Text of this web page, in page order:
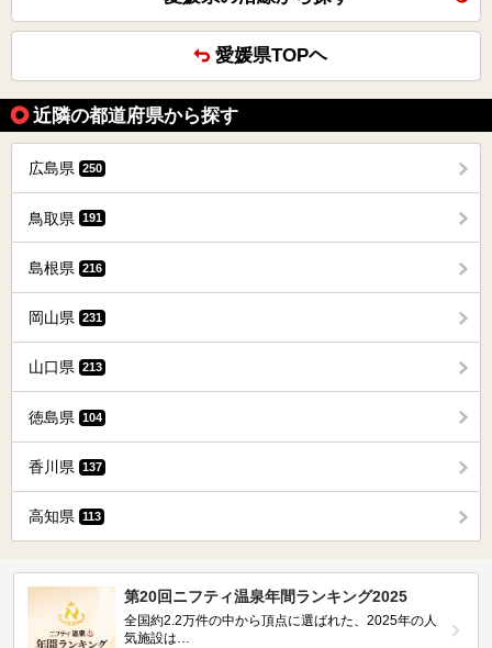
愛媛県TOPヘ
近隣の都道府県から探す
広島県 250
鳥取県 191
島根県 216
岡山県 231
山口県 213
徳島県 104
香川県 137
高知県 113
第20回ニフティ温泉年間ランキング2025
全国約2.2万件の中から頂点に選ばれた、2025年の人
気施設は…